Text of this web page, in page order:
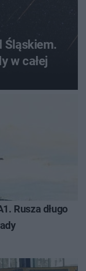
Śląskiem.
w całej
Rusza długo